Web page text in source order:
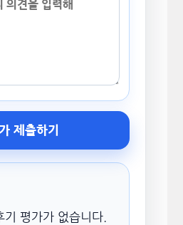
제출하기
기 평가가 없습니다.